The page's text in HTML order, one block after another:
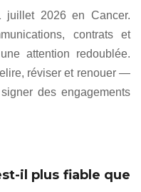
juillet 2026 en Cancer.
contrats et
attention redoublée.
réviser et renouer —
des engagements
il plus fiable que